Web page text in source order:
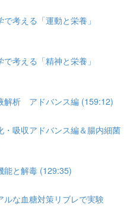
考える「運動と栄養」
考える「精神と栄養」
解析 アドバンス編 (159:12)
吸収アドバンス編＆腸内細菌
と解毒 (129:35)
な血糖対策リブレで実験